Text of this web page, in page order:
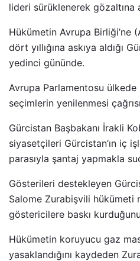
lideri sürüklenerek gözaltına
Hükümetin Avrupa Birliği’ne
dört yıllığına askıya aldığı
yedinci gününde.
Avrupa Parlamentosu ülkede
seçimlerin yenilenmesi
Gürcistan Başbakanı İrakli
siyasetçileri Gürcistan’ın iç
parasıyla şantaj yapmakla
Gösterileri destekleyen
Salome Zurabişvili hükümeti
göstericilere baskı
Hükümetin koruyucu gaz
yasaklandığını kaydeden